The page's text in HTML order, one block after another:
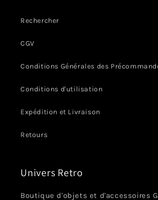
Rechercher
CGV
Conditions Générales des
Conditions d'utilisation
Expédition et Livraison
Retours
Univers Retro
Boutique d'objets et d'accessoires